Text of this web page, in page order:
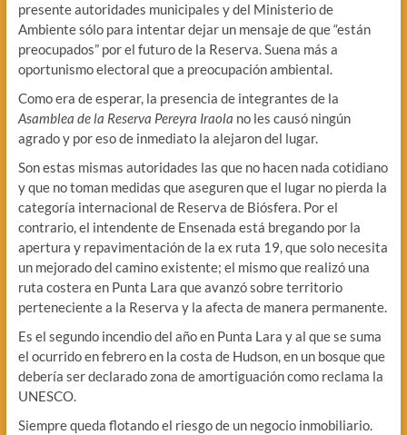
presente autoridades municipales y del Ministerio de
Ambiente sólo para intentar dejar un mensaje de que “están
preocupados” por el futuro de la Reserva. Suena más a
oportunismo electoral que a preocupación ambiental.
Como era de esperar, la presencia de integrantes de la
Asamblea de la Reserva Pereyra Iraola no les causó ningún
agrado y por eso de inmediato la alejaron del lugar.
Son estas mismas autoridades las que no hacen nada cotidiano
y que no toman medidas que aseguren que el lugar no pierda la
categoría internacional de Reserva de Biósfera. Por el
contrario, el intendente de Ensenada está bregando por la
apertura y repavimentación de la ex ruta 19, que solo necesita
un mejorado del camino existente; el mismo que realizó una
ruta costera en Punta Lara que avanzó sobre territorio
perteneciente a la Reserva y la afecta de manera permanente.
Es el segundo incendio del año en Punta Lara y al que se suma
el ocurrido en febrero en la costa de Hudson, en un bosque que
debería ser declarado zona de amortiguación como reclama la
UNESCO.
Siempre queda flotando el riesgo de un negocio inmobiliario.